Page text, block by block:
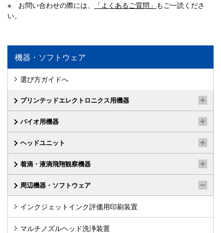
※ お問い合わせの際には、
「よくあるご質問」 もご一読くださ
い。
機器・ソフトウェア
選び方ガイドへ
プリンテッドエレクトロニクス用機器
バイオ用機器
ヘッドユニット
着滴・液滴飛翔観察機器
周辺機器・ソフトウェア
インクジェットインク評価用印刷装置
マルチノズルヘッド洗浄装置